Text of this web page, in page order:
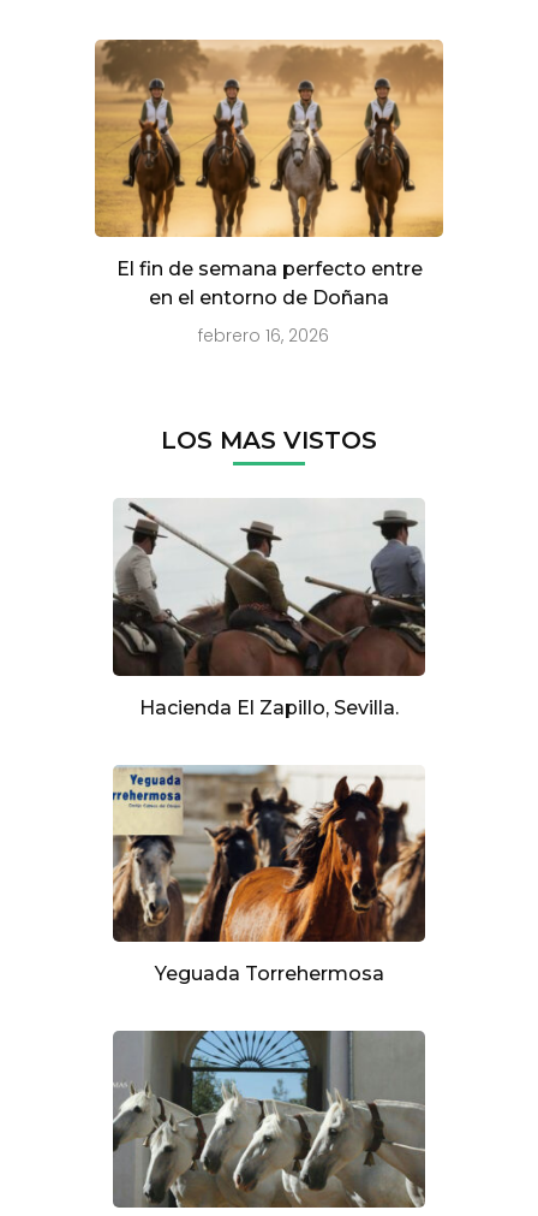
El fin de semana perfecto entre
en el entorno de Doñana
febrero 16, 2026
LOS MAS VISTOS
Hacienda El Zapillo, Sevilla.
Yeguada Torrehermosa